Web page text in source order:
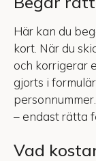
Här kan du
kort. När du
och korrigerar
gjorts i
– endast rätta
Vad